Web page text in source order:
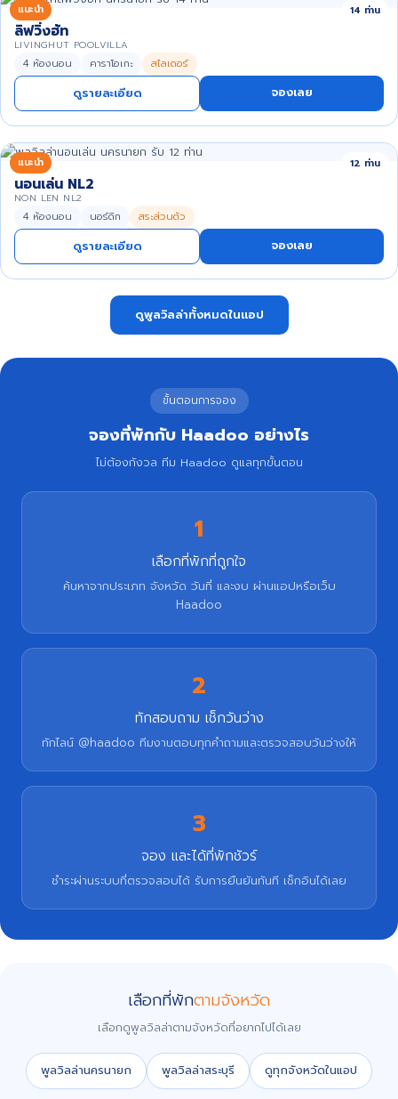
แนะนำ 14 ท่าน
ลิฟวิ่งฮัท
LIVINGHUT POOLVILLA
4 ห้องนอน คาราโอเกะ สไลเดอร์
ดูรายละเอียด จองเลย
แนะนำ 12 ท่าน
นอนเล่น NL2
NON LEN NL2
4 ห้องนอน นอร์ดิก สระส่วนตัว
ดูรายละเอียด จองเลย
ดูพูลวิลล่าทั้งหมดในแอป
ขั้นตอนการจอง
จองที่พักกับ Haadoo อย่างไร
ไม่ต้องกังวล ทีม Haadoo ดูแลทุกขั้นตอน
1
เลือกที่พักที่ถูกใจ
ค้นหาจากประเภท จังหวัด วันที่ และงบ ผ่านแอปหรือเว็บ
Haadoo
2
ทักสอบถาม เช็กวันว่าง
ทักไลน์ @haadoo ทีมงานตอบทุกคำถามและตรวจสอบวันว่างให้
3
จอง และได้ที่พักชัวร์
ชำระผ่านระบบที่ตรวจสอบได้ รับการยืนยันทันที เช็กอินได้เลย
เลือกที่พักตามจังหวัด
เลือกดูพูลวิลล่าตามจังหวัดที่อยากไปได้เลย
พูลวิลล่านครนายก พูลวิลล่าสระบุรี ดูทุกจังหวัดในแอป